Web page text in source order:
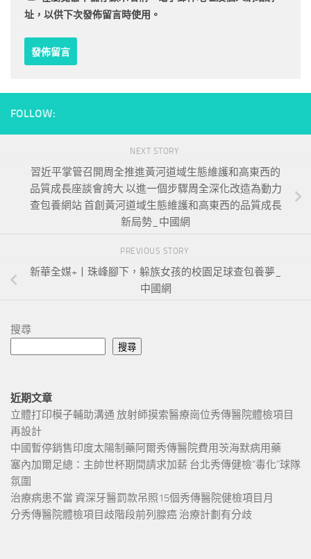
址，以供下次發佈留言時使用。
FOLLOW:
NEXT STORY
習近平掌管召開周全推進黃河道域生態維護和高東西的
品質成長座談會誇大 以進一個步驟周全深化改造為動力
查包養網站 首創黃河道域生態維護和高東西的品質成長
新局勢_中國網
PREVIOUS STORY
新華全媒+丨珠峰腳下，躲族女孩的校園足球查包養夢_
中國網
搜尋
搜尋
近期文章
立體打印模子輔助溝通 放射師摸索醫療崗位秀傳醫院體檢項目
再設計
中國暫停銷售印度太陽制藥阿爾秀傳醫院費用茨海默病用藥
塞內加爾足總：主帥世杯期間請求加薪 台北秀傳健檢“毒化”球隊
氛圍
治療病患不當 資深牙醫罰款吊照15個秀傳醫院健檢項目月
分秀傳醫院體檢項目歧階段前列腺癌 治療計劃有分歧